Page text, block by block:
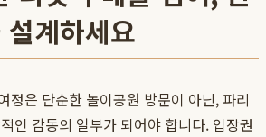
계하세요
정은 단순한 놀이공원 방문이 아닌, 파리
인 감동의 일부가 되어야 합니다. 입장권